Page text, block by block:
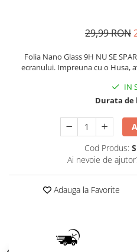
29,99 RON
Folia Nano Glass 9H NU SE
ecranului. Impreuna cu o Husa,
IN
Durata de
Cod Produs:
Ai nevoie de
Adauga la Favorite